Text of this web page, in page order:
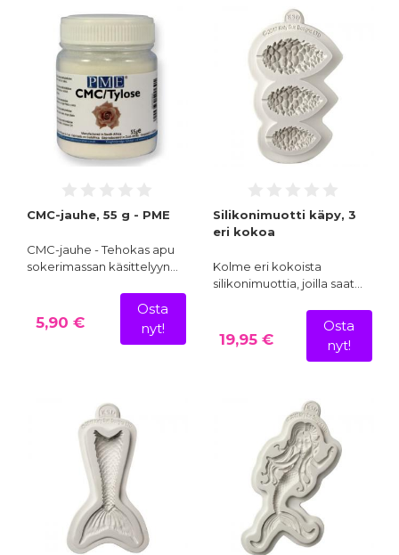
CMC-jauhe, 55 g - PME
CMC-jauhe - Tehokas apu
sokerimassan käsittelyyn…
5,90 €
Osta
nyt!
Silikonimuotti käpy, 3
eri kokoa
Kolme eri kokoista
silikonimuottia, joilla saat…
19,95 €
Osta
nyt!